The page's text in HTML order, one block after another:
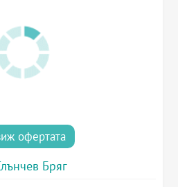
офертата
Бряг